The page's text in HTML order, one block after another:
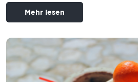
Mehr lesen